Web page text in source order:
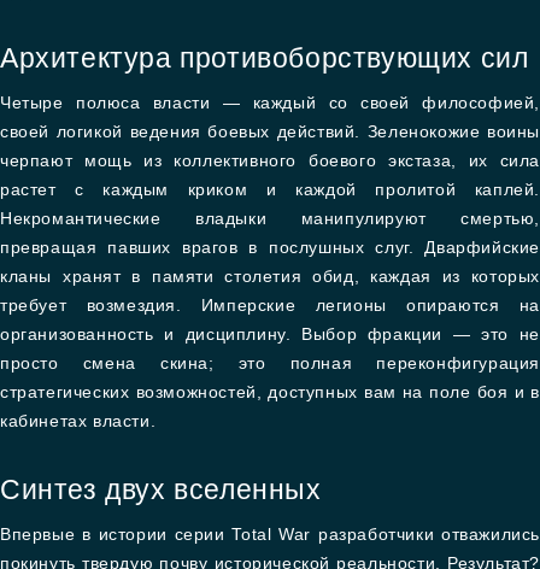
Архитектура противоборствующих сил
Четыре полюса власти — каждый со своей философией,
своей логикой ведения боевых действий. Зеленокожие воины
черпают мощь из коллективного боевого экстаза, их сила
растет с каждым криком и каждой пролитой каплей.
Некромантические владыки манипулируют смертью,
превращая павших врагов в послушных слуг. Дварфийские
кланы хранят в памяти столетия обид, каждая из которых
требует возмездия. Имперские легионы опираются на
организованность и дисциплину. Выбор фракции — это не
просто смена скина; это полная переконфигурация
стратегических возможностей, доступных вам на поле боя и в
кабинетах власти.
Синтез двух вселенных
Впервые в истории серии Total War разработчики отважились
покинуть твердую почву исторической реальности. Результат?